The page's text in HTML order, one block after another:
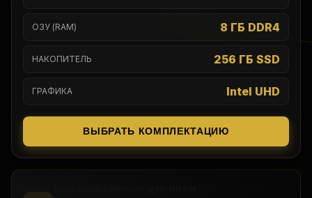
ОЗУ (RAM) 8 ГБ DDR4
НАКОПИТЕЛЬ 256 ГБ SSD
ГРАФИКА Intel UHD
ВЫБРАТЬ КОМПЛЕКТАЦИЮ